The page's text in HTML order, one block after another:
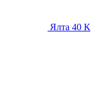
Ялта 40 К